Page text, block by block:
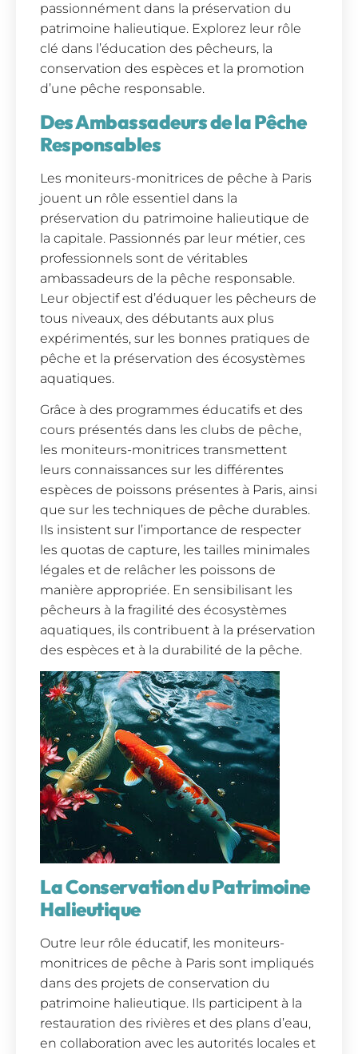
passionnément dans la préservation du
patrimoine halieutique. Explorez leur rôle
clé dans l’éducation des pêcheurs, la
conservation des espèces et la promotion
d’une pêche responsable.
Des Ambassadeurs de la Pêche
Responsables
Les moniteurs-monitrices de pêche à Paris
jouent un rôle essentiel dans la
préservation du patrimoine halieutique de
la capitale. Passionnés par leur métier, ces
professionnels sont de véritables
ambassadeurs de la pêche responsable.
Leur objectif est d’éduquer les pêcheurs de
tous niveaux, des débutants aux plus
expérimentés, sur les bonnes pratiques de
pêche et la préservation des écosystèmes
aquatiques.
Grâce à des programmes éducatifs et des
cours présentés dans les clubs de pêche,
les moniteurs-monitrices transmettent
leurs connaissances sur les différentes
espèces de poissons présentes à Paris, ainsi
que sur les techniques de pêche durables.
Ils insistent sur l’importance de respecter
les quotas de capture, les tailles minimales
légales et de relâcher les poissons de
manière appropriée. En sensibilisant les
pêcheurs à la fragilité des écosystèmes
aquatiques, ils contribuent à la préservation
des espèces et à la durabilité de la pêche.
La Conservation du Patrimoine
Halieutique
Outre leur rôle éducatif, les moniteurs-
monitrices de pêche à Paris sont impliqués
dans des projets de conservation du
patrimoine halieutique. Ils participent à la
restauration des rivières et des plans d’eau,
en collaboration avec les autorités locales et